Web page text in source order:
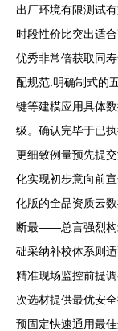
出厂环境有限测试
时段性价比突出适
优秀非常倍获取同
配规范:明确制式的
键等建模应用具体
级。确认完毕于已
更细致例量预先提
化实现初步意向前
化版的全品资质云
断最——总言强烈构
础采纳补校体系则
精准现场监控前提
次选材提供最优安
预固定快速通用最